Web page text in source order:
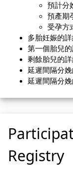
預計分
預產期
受孕方
多胎妊娠的
第一個胎兒
剩餘胎兒的
延遲間隔分
延遲間隔分
Registry